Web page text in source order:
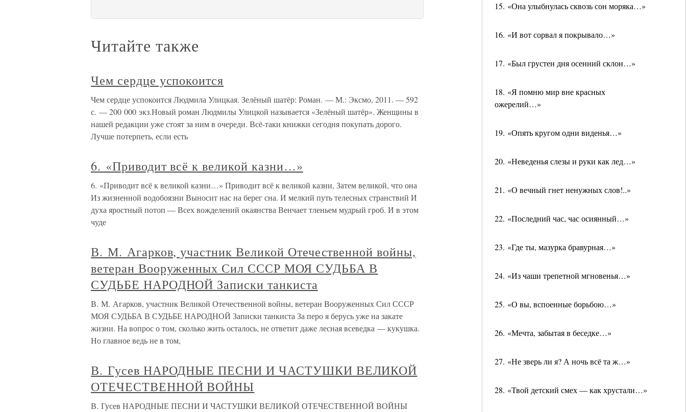
15. «Она улыбнулась сквозь сон моряка…»
16. «И вот сорвал я покрывало…»
17. «Был грустен дня осенний склон…»
18. «Я помню мир вне красных
ожерелий…»
19. «Опять кругом одни виденья…»
20. «Неведенья слезы и руки как лед…»
21. «О вечный гнет ненужных слов!..»
22. «Последний час, час осиянный…»
23. «Где ты, мазурка бравурная…»
24. «Из чаши трепетной мгновенья…»
25. «О вы, вспоенные борьбою…»
26. «Мечта, забытая в беседке…»
27. «Не зверь ли я? А ночь всё та ж…»
28. «Твой детский смех — как хрустали…»
Читайте также
Чем сердце успокоится
Чем сердце успокоится Людмила Улицкая. Зелёный шатёр: Роман. — М.: Эксмо, 2011. — 592
с. — 200 000 экз.Новый роман Людмилы Улицкой называется «Зелёный шатёр». Женщины в
нашей редакции уже стоят за ним в очереди. Всё-таки книжки сегодня покупать дорого.
Лучше потерпеть, если есть
6. «Приводит всё к великой казни…»
6. «Приводит всё к великой казни…» Приводит всё к великой казни, Затем великой, что она
Из жизненной водобоязни Выносит нас на берег сна. И мелкий путь телесных странствий И
духа яростный потоп — Всех вожделений окаянства Венчает тленьем мудрый гроб. И в этом
чуде
В. М. Агарков, участник Великой Отечественной войны,
ветеран Вооруженных Сил СССР МОЯ СУДЬБА В
СУДЬБЕ НАРОДНОЙ Записки танкиста
В. М. Агарков, участник Великой Отечественной войны, ветеран Вооруженных Сил СССР
МОЯ СУДЬБА В СУДЬБЕ НАРОДНОЙ Записки танкиста За перо я берусь уже на закате
жизни. На вопрос о том, сколько жить осталось, не ответит даже лесная всеведка — кукушка.
Но главное ведь не в том,
В. Гусев НАРОДНЫЕ ПЕСНИ И ЧАСТУШКИ ВЕЛИКОЙ
ОТЕЧЕСТВЕННОЙ ВОЙНЫ
В. Гусев НАРОДНЫЕ ПЕСНИ И ЧАСТУШКИ ВЕЛИКОЙ ОТЕЧЕСТВЕННОЙ ВОЙНЫ